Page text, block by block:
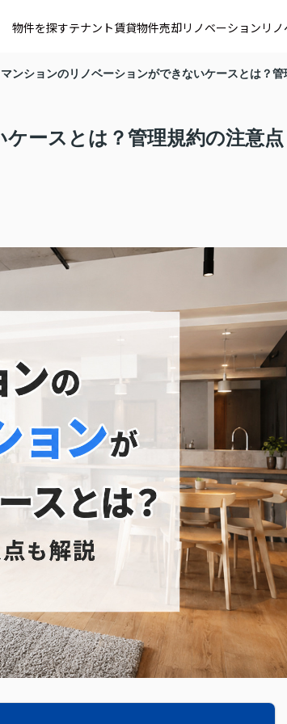
物件を探すテナント賃貸物件売却リノベーション リ
マンションのリノベーションができないケースとは？
ースとは？管理規約の注意点